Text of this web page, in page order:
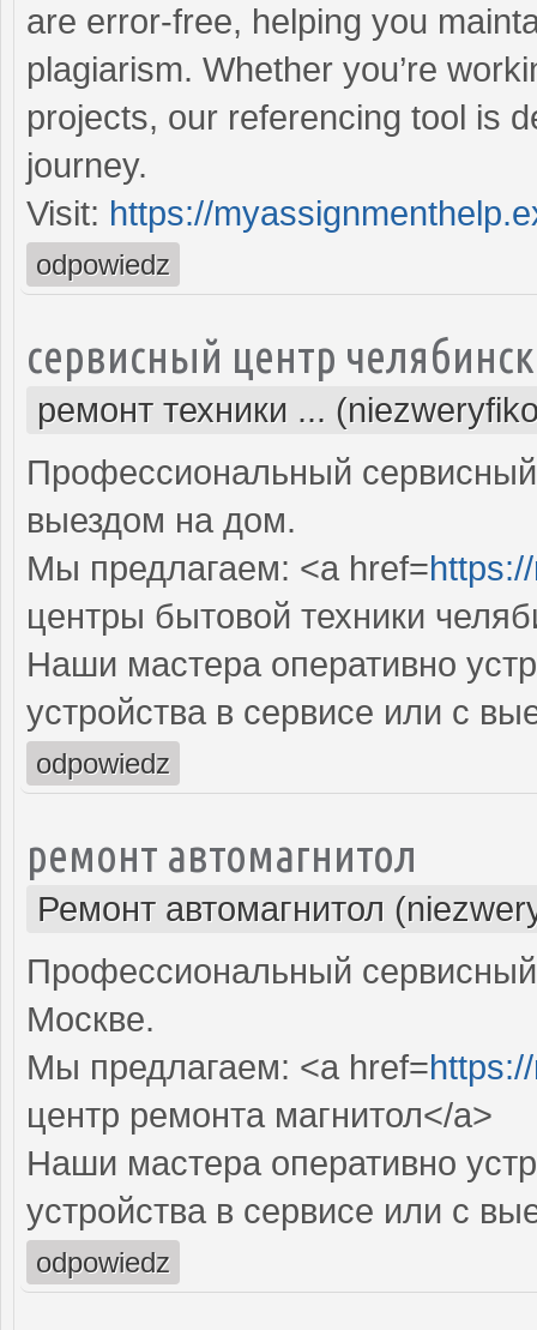
are error-free, helping you
plagiarism. Whether you’re
projects, our referencing tool is
journey.
Visit: https://
odpowiedz
сервисный центр
ремонт техники ...
Профессиональный
выездом на дом.
Мы предлагаем: <a href=
центры бытовой техники
Наши мастера оперативно
устройства в сервисе или с
odpowiedz
ремонт автомагнитол
Ремонт автомагнитол
Профессиональный
Москве.
Мы предлагаем: <a href=
центр ремонта магнитол</a>
Наши мастера оперативно
устройства в сервисе или с
odpowiedz